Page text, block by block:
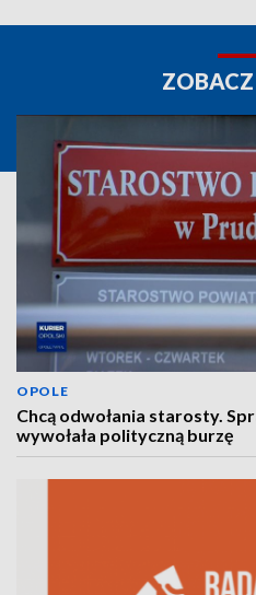
OPOLE
Chcą odwołania starosty.
wywołała polityczną burzę